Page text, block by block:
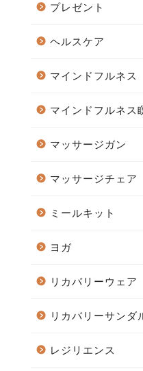
プレゼント
ヘルスケア
マインドフルネス
マインドフルネス
マッサージガン
マッサージチェア
ミールキット
ヨガ
リカバリーウェア
リカバリーサンダ
レジリエンス